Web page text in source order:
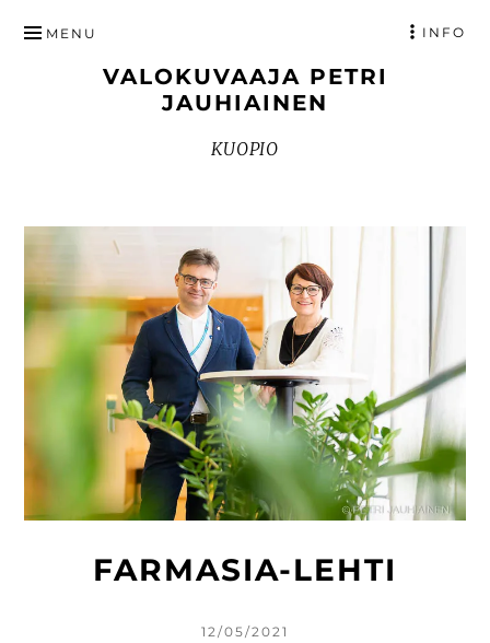
SISÄLTÖÖN
VALOKUVAAJA PETRI
JAUHIAINEN
KUOPIO
MENU INFO
FARMASIA-LEHTI
KIRJOITETTU
12/05/2021